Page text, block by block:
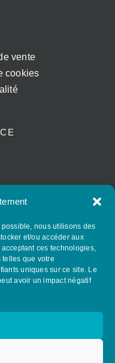
nous utilisons des
et/ou accéder aux
ces technologies,
que votre
uniques sur ce site. Le
avoir un impact négatif
vente
cookies
RÉSEAUX